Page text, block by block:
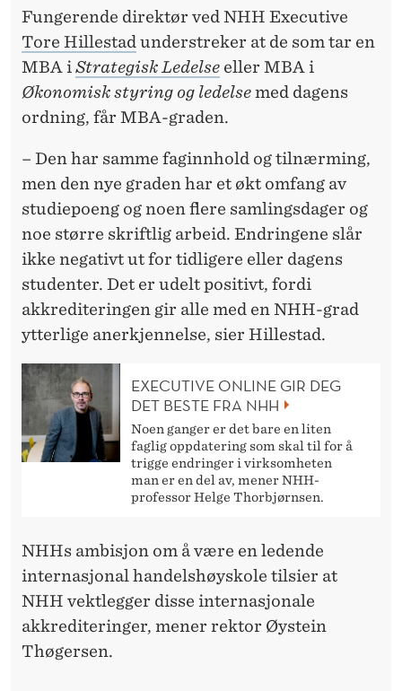
Fungerende direktør ved NHH Executive
Tore Hillestad understreker at de som tar en
MBA i Strategisk Ledelse eller MBA i
Økonomisk styring og ledelsemed dagens
ordning, får MBA-graden.
– Den har samme faginnhold og tilnærming,
men den nye graden har et økt omfang av
studiepoeng og noen flere samlingsdager og
noe større skriftlig arbeid. Endringene slår
ikke negativt ut for tidligere eller dagens
studenter. Det er udelt positivt, fordi
akkrediteringen gir alle med en NHH-grad
ytterlige anerkjennelse, sier Hillestad.
EXECUTIVE ONLINE GIR DEG
DET BESTE FRA NHH
Noen ganger er det bare en liten
faglig oppdatering som skal til for å
trigge endringer i virksomheten
man er en del av, mener NHH-
professor Helge Thorbjørnsen.
NHHs ambisjon om å være en ledende
internasjonal handelshøyskole tilsier at
NHH vektlegger disse internasjonale
akkrediteringer, mener rektor Øystein
Thøgersen.